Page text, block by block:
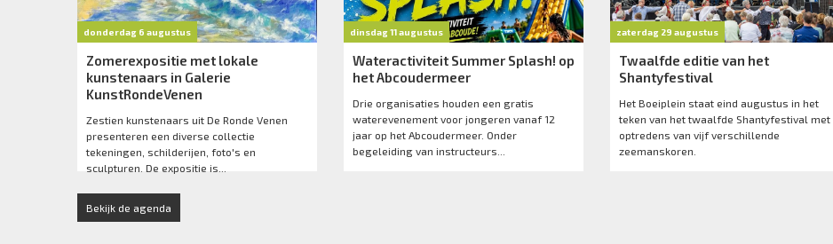
donderdag 6 augustus
Zomerexpositie met lokale
kunstenaars in Galerie
KunstRondeVenen
Zestien kunstenaars uit De Ronde Venen
presenteren een diverse collectie
tekeningen, schilderijen, foto's en
sculpturen. De expositie is...
dinsdag 11 augustus
Wateractiviteit Summer Splash! op
het Abcoudermeer
Drie organisaties houden een gratis
waterevenement voor jongeren vanaf 12
jaar op het Abcoudermeer. Onder
begeleiding van instructeurs...
zaterdag 29 augustus
Twaalfde editie van het
Shantyfestival
Het Boeiplein staat eind augustus in het
teken van het twaalfde Shantyfestival met
optredens van vijf verschillende
zeemanskoren.
Bekijk de agenda